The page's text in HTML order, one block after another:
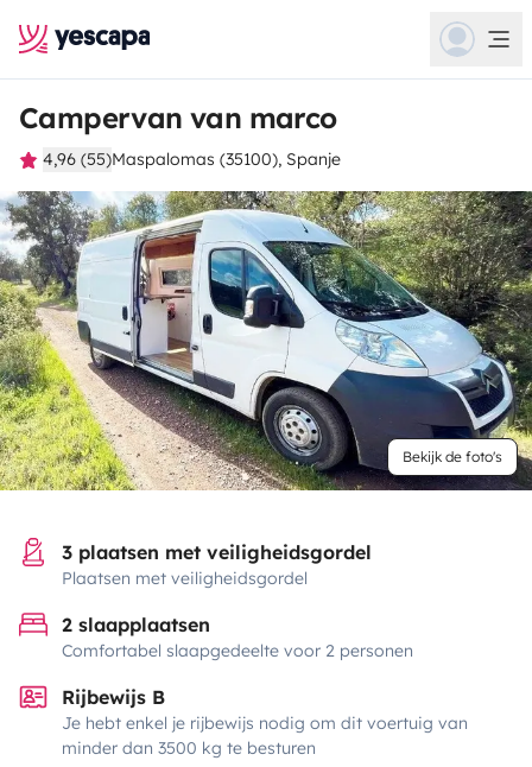
Campervan van marco
4,96 (55)Maspalomas (35100), Spanje
Bekijk de foto's
3 plaatsen met veiligheidsgordel
Plaatsen met veiligheidsgordel
2 slaapplaatsen
Comfortabel slaapgedeelte voor 2 personen
Rijbewijs B
Je hebt enkel je rijbewijs nodig om dit voertuig van
minder dan 3500 kg te besturen